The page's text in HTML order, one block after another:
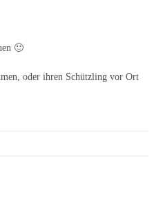
🙂
oder ihren Schützling vor Ort